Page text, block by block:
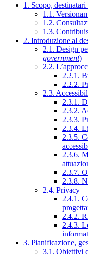
1. Scopo,
1.1.
1.2.
1.3.
2. Introduzione al
2.1. Design
government)
2.2.
2.2.1.
2.2.2.
2.3.
2.3.1.
2.3.2.
2.3.3.
2.3.4.
2.3.5.
2.3.6.
2.3.7.
2.3.8.
2.4. Privacy
2.4.1.
2.4.2.
2.4.3.
3. Pianificazione,
3.1. Obiettivi